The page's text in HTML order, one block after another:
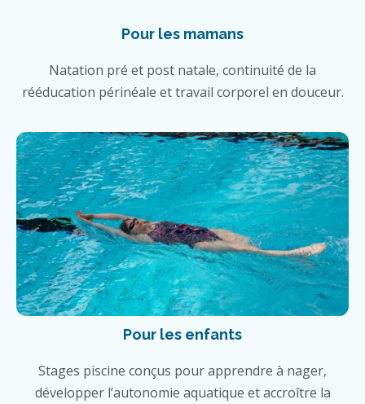
Pour les mamans
Natation pré et post natale, continuité de la
rééducation périnéale et travail corporel en douceur.
Pour les enfants
Stages piscine conçus pour apprendre à nager,
développer l’autonomie aquatique et accroître la